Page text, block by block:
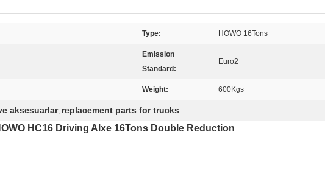
Type: HOWO 16Tons
Emission
Standard:
Euro2
Weight: 600Kgs
aksesuarlar, replacement parts for trucks
HC16 Driving Alxe 16Tons Double Reduction